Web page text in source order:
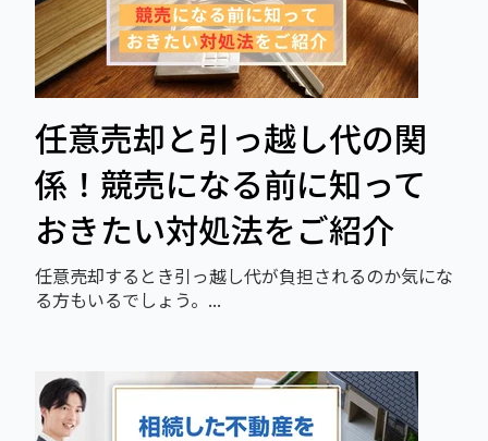
任意売却と引っ越し代の関
係！競売になる前に知って
おきたい対処法をご紹介
任意売却するとき引っ越し代が負担されるのか気にな
る方もいるでしょう。...